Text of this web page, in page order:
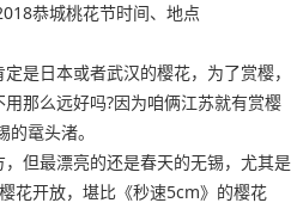
恭城桃花节时间、地点
是日本或者武汉的樱花，为了赏樱，
那么远好吗?因为咱俩江苏就有赏樱
鼋头渚。
但最漂亮的还是春天的无锡，尤其是
花开放，堪比《秒速5cm》的樱花